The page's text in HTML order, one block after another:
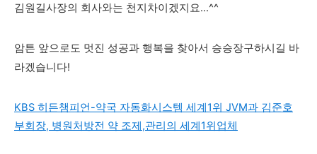
김원길사장의 회사와는 천지차이겠지요...^^
암튼 앞으로도 멋진 성공과 행복을 찾아서 승승장구하시길 바
라겠습니다!
KBS 히든챔피언-약국 자동화시스템 세계1위 JVM과 김준호
부회장, 병원처방전 약 조제,관리의 세계1위업체